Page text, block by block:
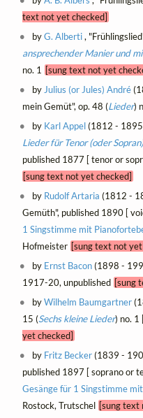
text not yet checked]
byG. Alberti,
ansprechender Manier und
no. 1 [sung text not yet
by Julius (or Jules) André
mein Gemüt", op. 48 (Lieder)
by Karl Appel(1812 -
Lieder für Tenor (oder
published 1877 [ tenor or
[sung text not yet checked]
by Rudolf Artaria (1812 -
Gemüth", published 1890 [
1 Singstimme mit
Hofmeister [sung text not yet
by Ernst Bacon(1898 -
1917-20, unpublished [sung
byWilhelm Baumgartner
15 (Sechs kleine Lieder) no. 1
yet checked]
by Fritz Becker(1839 -
published 1897 [ soprano or
Gesänge für 1 Singstimme
Rostock, Trutschel [sung text